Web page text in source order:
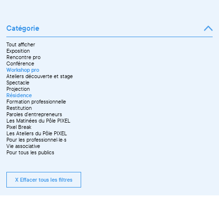
Catégorie
Tout afficher
Exposition
Rencontre pro
Conférence
Workshop pro
Ateliers découverte et stage
Spectacle
Projection
Résidence
Formation professionnelle
Restitution
Paroles d'entrepreneurs
Les Matinées du Pôle PIXEL
Pixel Break
Les Ateliers du Pôle PIXEL
Pour les professionnel·le·s
Vie associative
Pour tous les publics
X Effacer tous les filtres